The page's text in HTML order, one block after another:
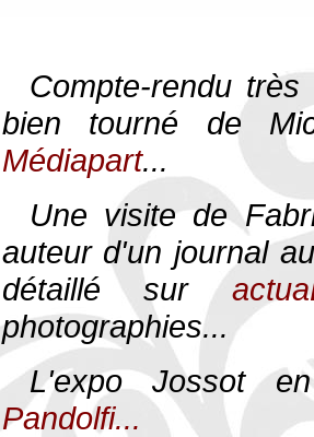
Compte-rendu
bien tourné de
Médiapart...
Une visite de
auteur d'un journal
détaillé sur
photographies...
L'expo Jossot
Pandolfi...